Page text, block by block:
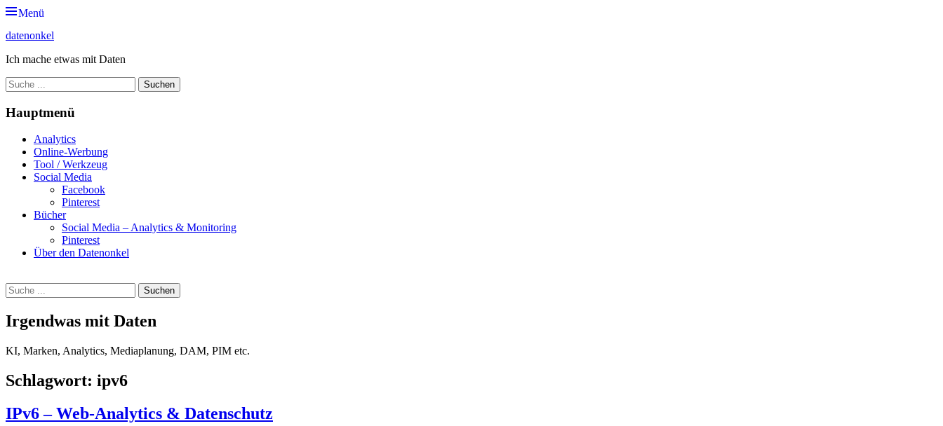
Zum
springen
Menü
datenonkel
Ich mache etwas mit Daten
Suche
nach:
Hauptmenü
Analytics
Online-Werbung
Tool / Werkzeug
Social Media
Facebook
Pinterest
Bücher
Social Media – Analytics & Monitoring
Pinterest
Über den Datenonkel
Suche
nach:
Irgendwas mit Daten
KI, Marken, Analytics, Mediaplanung, DAM, PIM etc.
Schlagwort: ipv6
IPv6 – Web-Analytics & Datenschutz